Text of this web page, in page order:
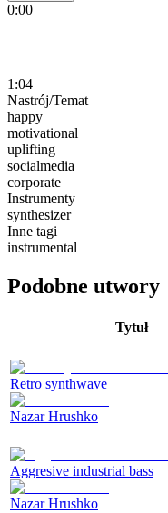
0:00
1:04
Nastrój/Temat
happy
motivational
uplifting
socialmedia
corporate
Instrumenty
synthesizer
Inne tagi
instrumental
Podobne utwory
Tytuł
Retro synthwave
Nazar Hrushko
Aggresive industrial bass
Nazar Hrushko